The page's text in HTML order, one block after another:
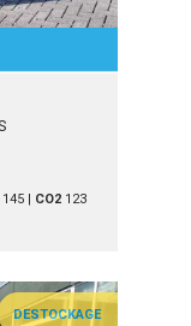
145| CO2 123
DESTOCKAGE